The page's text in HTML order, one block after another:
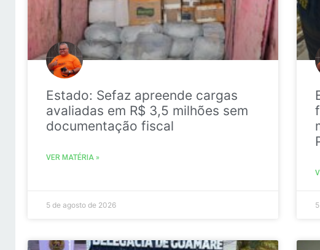
Estado: Sefaz apreende cargas
avaliadas em R$ 3,5 milhões sem
documentação fiscal
VER MATÉRIA »
5 de agosto de 2026